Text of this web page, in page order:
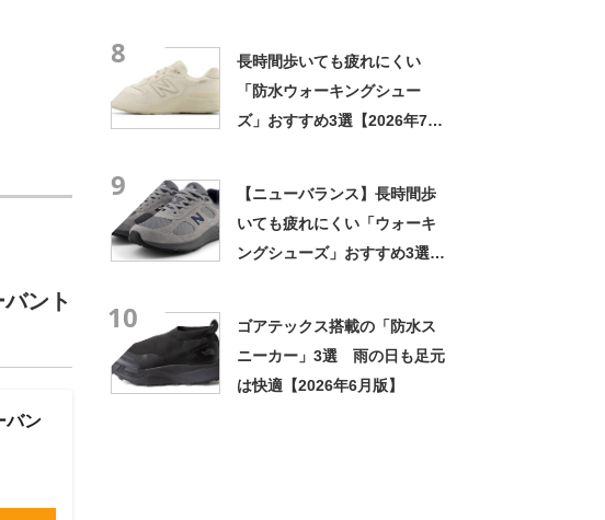
ント
バン
8
長時間歩いても疲れにくい
「防水ウォーキングシュー
ズ」おすすめ3選【2026年7月
9
【ニューバランス】長時間歩
いても疲れにくい「ウォーキ
ングシューズ」おすすめ3選
10
ゴアテックス搭載の「防水ス
ニーカー」3選 雨の日も足元
は快適【2026年6月版】